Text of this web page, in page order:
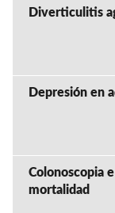
Diverticulitis
Depresión en
Colonoscopia
mortalidad